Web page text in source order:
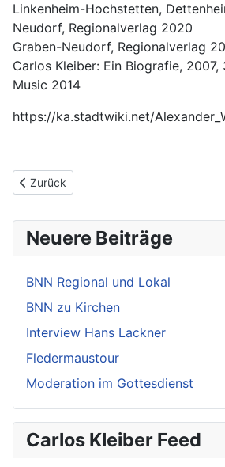
Linkenheim-Hochstetten,
Neudorf, Regionalverlag 2020
Graben-Neudorf, Regionalverlag
Carlos Kleiber: Ein Biografie,
Music 2014
https://ka.stadtwiki.net/
Vorheriger Beitrag: Einführung
Zurück
Neuere Beiträge
BNN Regional und Lokal
BNN zu Kirchen
Interview Hans Lackner
Fledermaustour
Moderation im Gottesdienst
Carlos Kleiber Feed